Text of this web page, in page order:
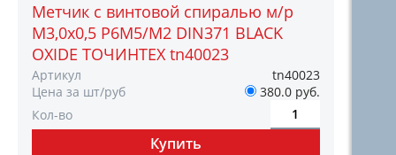
Метчик с винтовой спиралью м/р
М3,0х0,5 Р6М5/М2 DIN371 BLACK
OXIDE ТОЧИНТЕХ tn40023
Артикул
tn40023
Цена за шт/руб
380.0 руб.
Кол-во